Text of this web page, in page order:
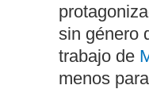
sin género
trabajo de
menos